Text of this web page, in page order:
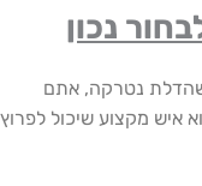
נכון
נטרקה, אתם
מקצוע שיכול לפרוץ